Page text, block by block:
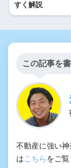
すく解説
この記事を
不動産に強い
はこちら をご覧